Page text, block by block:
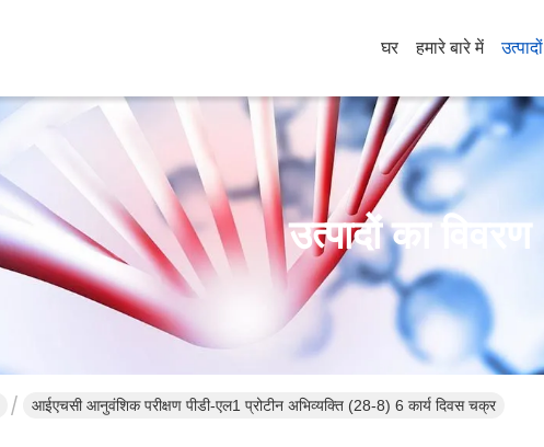
घर हमारे बारे में उत्पादों
उत्पादों का विवरण
आईएचसी आनुवंशिक परीक्षण पीडी-एल1 प्रोटीन अभिव्यक्ति (28-8) 6 कार्य दिवस चक्र